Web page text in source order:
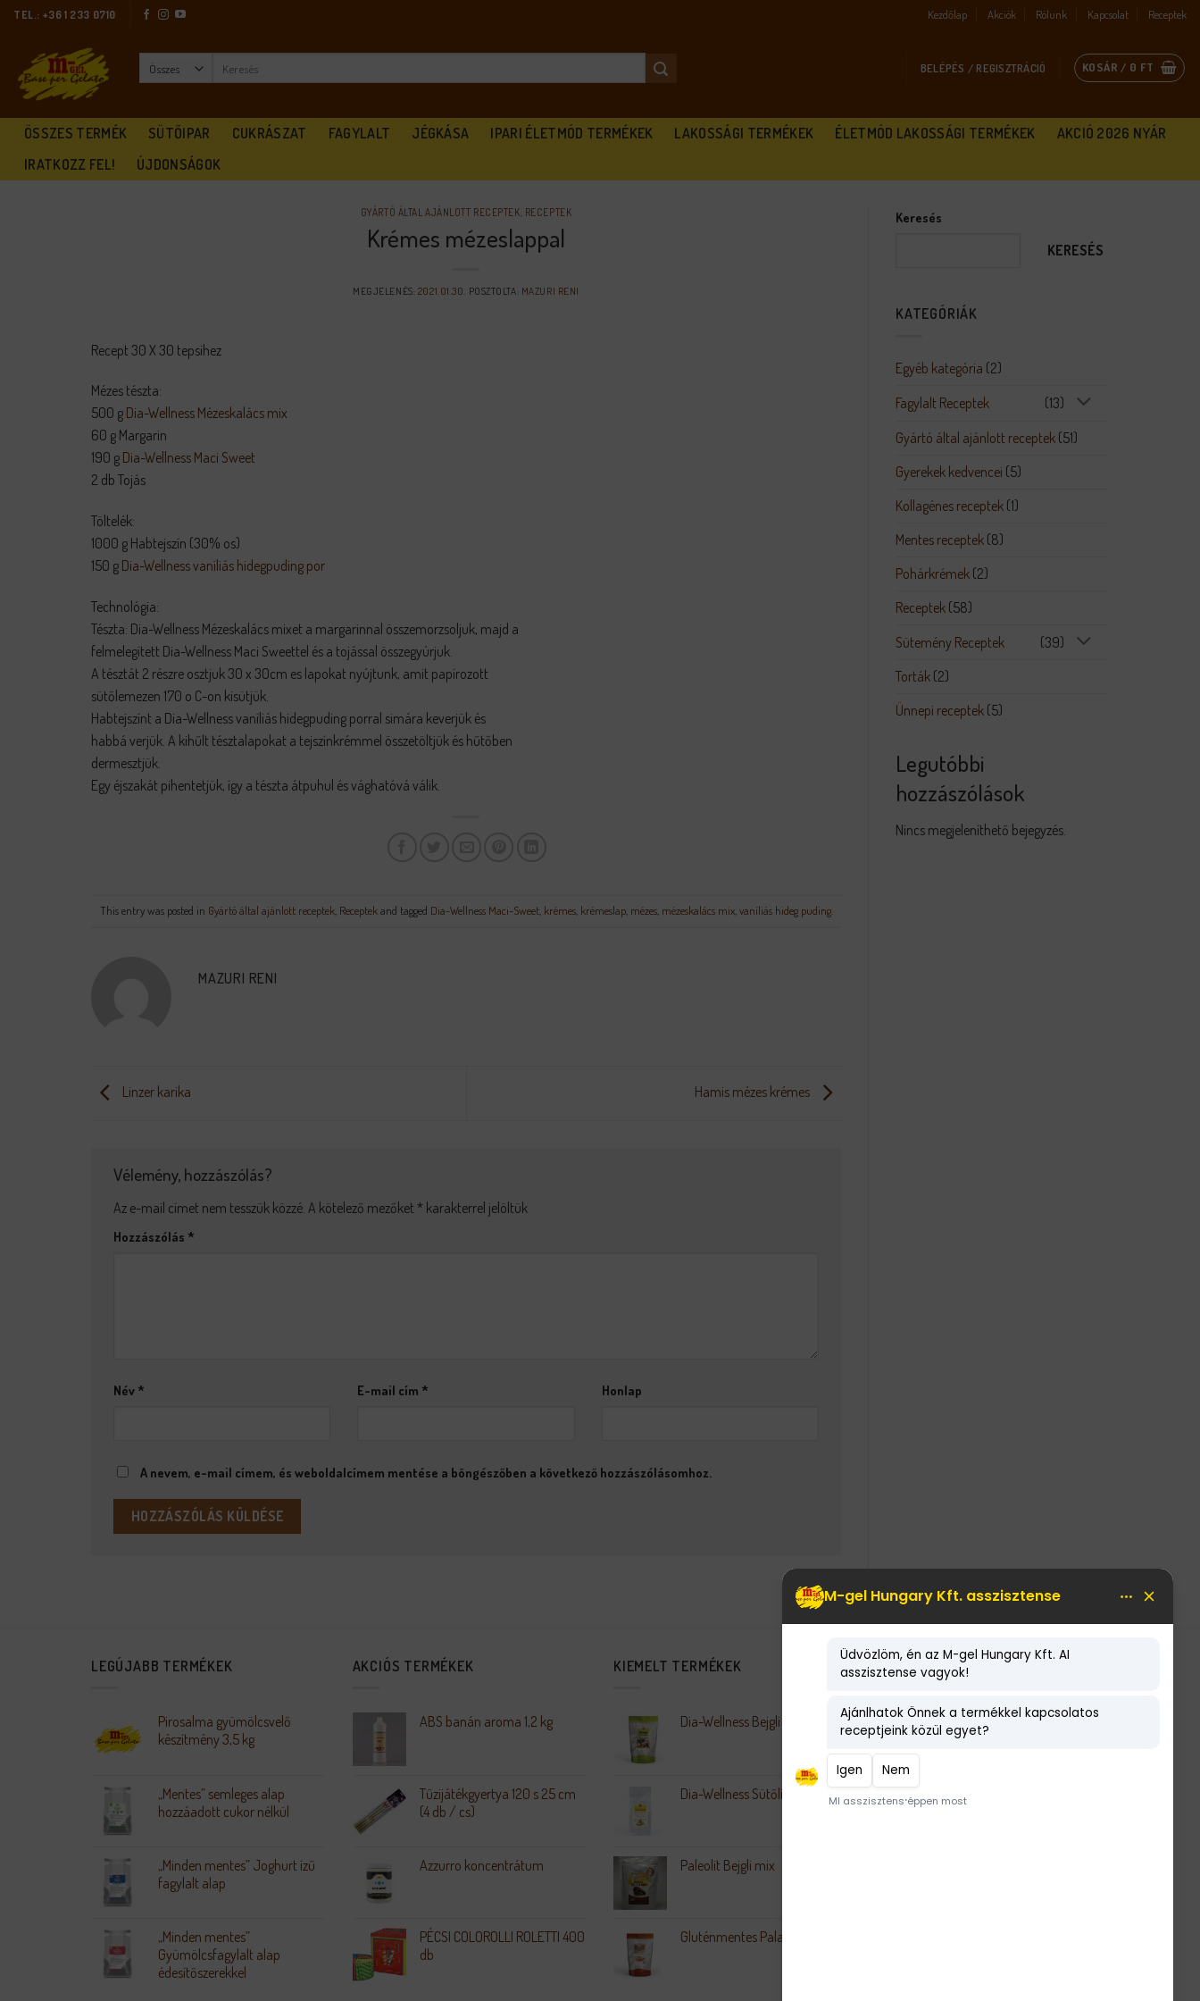
Skip
content
TEL.: +36 1 233 0710 Kezdőlap Akciók Rólunk Kapcsolat Receptek
BELÉPÉS / REGISZTRÁCIÓ KOSÁR / 0 FT
ÖSSZES TERMÉK SÜTŐIPAR CUKRÁSZAT FAGYLALT JÉGKÁSA IPARI ÉLETMÓD TERMÉKEK LAKOSSÁGI TERMÉKEK ÉLETMÓD LAKOSSÁGI TERMÉKEK
AKCIÓ 2026 NYÁR
IRATKOZZ FEL!
ÚJDONSÁGOK
GYÁRTÓ ÁLTAL AJÁNLOTT RECEPTEK, RECEPTEK
Krémes mézeslappal
MEGJELENÉS: 2021.01.30. POSZTOLTA: MAZURI RENI
Recept 30 X 30 tepsihez
Mézes tészta:
500 g Dia-Wellness Mézeskalács mix
60 g Margarin
190 g Dia-Wellness Maci Sweet
2 db Tojás
Töltelék:
1000 g Habtejszín (30% os)
150 g Dia-Wellness vaníliás hidegpuding por
Technológia:
Tészta: Dia-Wellness Mézeskalács mixet a margarinnal összemorzsoljuk, majd a
felmelegített Dia-Wellness Maci Sweettel és a tojással összegyúrjuk.
A tésztát 2 részre osztjuk 30 x 30cm es lapokat nyújtunk, amit papírozott
sütőlemezen 170 o C-on kisütjük.
Habtejszínt a Dia-Wellness vaníliás hidegpuding porral simára keverjük és
habbá verjük. A kihűlt tésztalapokat a tejszínkrémmel összetöltjük és hűtőben
dermesztjük.
Egy éjszakát pihentetjük, így a tészta átpuhul és vághatóvá válik.
This entry was posted in Gyártó által ajánlott receptek, Receptekand tagged Dia-Wellness Maci-Sweet, krémes, krémeslap, mézes, mézeskalács mix,vaníliás hideg puding.
MAZURI RENI
Linzer karika Hamis mézes krémes
Vélemény, hozzászólás?
Az e-mail címet nem tesszük közzé. A kötelező mezőket * karakterrel jelöltük
Hozzászólás *
Név * E-mail cím * Honlap
A nevem, e-mail címem, és weboldalcímem mentése a böngészőben a következő hozzászólásomhoz.
Keresés
KERESÉS
KATEGÓRIÁK
Egyéb kategória (2)
Fagylalt Receptek
(13)
Gyártó által ajánlott receptek (51)
Gyerekek kedvencei (5)
Kollagénes receptek (1)
Mentes receptek (8)
Pohárkrémek (2)
Receptek (58)
Sütemény Receptek
(39)
Torták (2)
Ünnepi receptek (5)
Legutóbbi
hozzászólások
Nincs megjeleníthető bejegyzés.
LEGÚJABB TERMÉKEK
Pirosalma gyümölcsvelő
készítmény 3,5 kg
„Mentes” semleges alap
hozzáadott cukor nélkül
„Minden mentes” Joghurt ízű
fagylalt alap
„Minden mentes”
Gyümölcsfagylalt alap
édesítőszerekkel
AKCIÓS TERMÉKEK
ABS banán aroma 1,2 kg
Tűzijátékgyertya 120 s 25 cm
(4 db / cs)
Azzurro koncentrátum
PÉCSI COLOROLLI ROLETTI 400
db
KIEMELT TERMÉKEK
Dia-Wellness Bejgli Mix
Dia-Wellness Sütőliszt
Paleolit Bejgli mix
Gluténmentes Palacsintapor
LEGNÉPSZERŰBB TERMÉKEK
Maltit mentes csoki ízű
tortakrém expressz
DIA-WELLNESS PIZZALISZT